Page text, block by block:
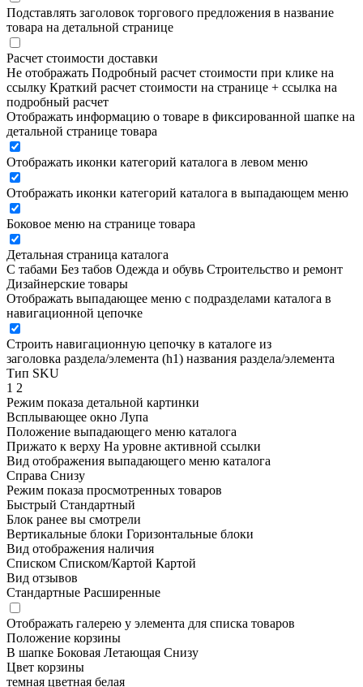
Подставлять заголовок торгового предложения в название
товара на детальной странице
Расчет стоимости доставки
Не отображать Подробный расчет стоимости при клике на
ссылку Краткий расчет стоимости на странице + ссылка на
подробный расчет
Отображать информацию о товаре в фиксированной шапке на
детальной странице товара
Отображать иконки категорий каталога в левом меню
Отображать иконки категорий каталога в выпадающем меню
Боковое меню на странице товара
Детальная страница каталога
С табами Без табов Одежда и обувь Строительство и ремонт
Дизайнерские товары
Отображать выпадающее меню с подразделами каталога в
навигационной цепочке
Строить навигационную цепочку в каталоге из
заголовка раздела/элемента (h1) названия раздела/элемента
Тип SKU
1 2
Режим показа детальной картинки
Всплывающее окно Лупа
Положение выпадающего меню каталога
Прижато к верху На уровне активной ссылки
Вид отображения выпадающего меню каталога
Справа Снизу
Режим показа просмотренных товаров
Быстрый Стандартный
Блок ранее вы смотрели
Вертикальные блоки Горизонтальные блоки
Вид отображения наличия
Списком Списком/Картой Картой
Вид отзывов
Стандартные Расширенные
Отображать галерею у элемента для списка товаров
Положение корзины
В шапке Боковая Летающая Снизу
Цвет корзины
темная цветная белая